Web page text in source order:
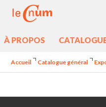
À PROPOS
Accueil Catalogue général